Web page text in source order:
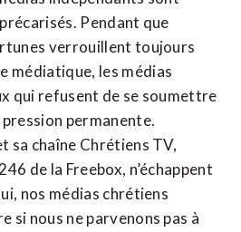
Pendant que
verrouillent toujours
médiatique, les médias
qui refusent de se soumettre
permanente.
sa chaîne Chrétiens TV,
de la Freebox, n’échappent
nos médias chrétiens
si nous ne parvenons pas à